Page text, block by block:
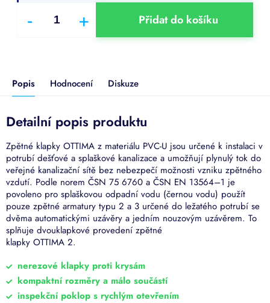
Přidat do košíku
Popis Hodnocení Diskuze
Detailní popis produktu
Zpětné klapky OTTIMA z materiálu PVC-U jsou určené k instalaci v
potrubí dešťové a splaškové kanalizace a umožňují plynulý tok do
veřejné kanalizační sítě bez nebezpečí možnosti vzniku zpětného
vzdutí. Podle norem ČSN 75 6760 a ČSN EN 13564–1 je
povoleno pro splaškovou odpadní vodu (černou vodu) použít
pouze zpětné armatury typu 2 a 3 určené do ležatého potrubí se
dvěma automatickými uzávěry a jedním nouzovým uzávěrem. To
splňuje dvouklapkové provedení zpětné
klapky OTTIMA 2.
nerezové klapky proti krysám
kompaktní rozměry a málo součástí
inspekční poklop s rychlým otevřením